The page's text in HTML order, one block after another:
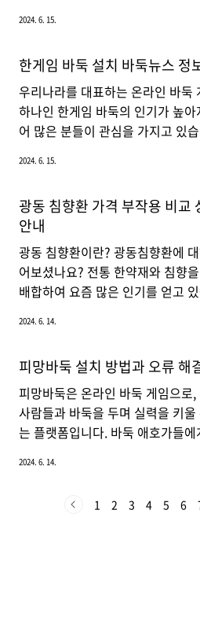
다. 이를 통해 이사 과정의 번거로움
에 대해 알아야 할 주요 사항들입니
장이사 처리 과정 먼저 포장이사를
우 견적을 받기 위해서 여러 업체
보시는 것이 좋습니다. 업체마다
션 등 다..
력을 강화하는 데 중요한 역할을 합
량, 그리고 올바른 복용 방법에 대해
히 알아보겠습니다. 글루타치온 역할 글루
타치온은 우리 몸에서 자연적으로
는 항산화 물질로, 세포의 산화 스
과 밀접한 관련이 있으며, 면역 체계
온 효능 글루타치온은 체내에서 발
는 자유 라디칼을 중화시켜 세포 손
을 방지합니다. 또한, 간에서 독소
하는 데 중요한 역할을 하여, 체내
정을 촉진합니다. 특히, 면역 세포의
2024. 6. 15.
한게임 바둑 설치 바둑뉴스 정
우리나라를 대표하는 온라인 바둑
하나인 한게임 바둑의 인기가 높아
어 많은 분들이 관심을 가지고 있
임 방법을 PC 버전을 중심으로 소개
능에 대해서도 자세히 설명하겠습
게임 바둑 설치 및 사용 방법 홈페이
문 및 로그인포털사이트에서 '한게
둑'을 검색하여 홈페이지에 접속합
홈페이지 상단의 로그인 버튼을 클
는 기존 한게임 아이디로 로그인합
인을 완료한 후 '대국실 입장하기'
을 클릭합니다. 급수를 선택하고,
을 지정합니다.‘대국실 입장하기’
하면 게임을 자동으로 설치를 합니
2024. 6. 15.
광동 침향환 가격 부작용 비교
안내
광동 침향환이란? 광동침향환에
어보셨나요? 전통 한약재와 침향
배합하여 요즘 많은 인기를 얻고
여 만들어진 광동 침향환은 오랜 역
광동 침향환 가격 및 비교 상품인
침향환 가격도 함께 살펴보겠습니
동 침향환 가격 광동 침향환 가격
적으로 30 환(한 달 복용) 가격이
만 출시 시점이 꽤 지나고 있어 가격
하기엔 조금 무리가 있는 가격이 아
2024. 6. 14.
피망바둑 설치 방법과 오류 해
피망바둑은 온라인 바둑 게임으로,
사람들과 바둑을 두며 실력을 키울
는 플랫폼입니다. 바둑 애호가들
되며, 설치도 간편합니다. 이 가이드
법 및 오류 해결 방법을 알아보겠
2024. 6. 14.
1 2 3 4 5 6